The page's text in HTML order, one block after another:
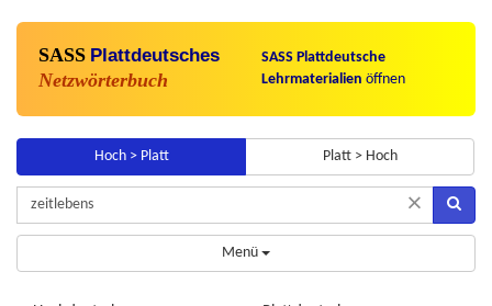
SASS Plattdeutsches
Netzwörterbuch
SASS Plattdeutsche
Lehrmaterialien öffnen
Hoch > Platt Platt > Hoch
×
Menü